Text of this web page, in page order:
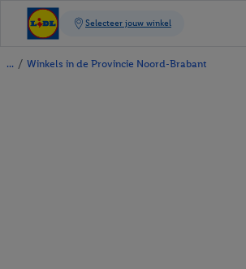
/ Winkels in de Provincie Noord-Brabant